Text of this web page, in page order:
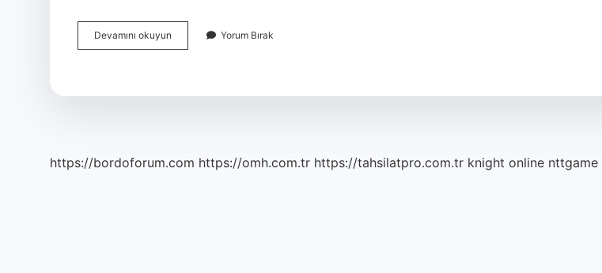
Devamını okuyun
Hız
Yorum Bırak
https://bordoforum.com https://omh.com.tr https://tahsilatpro.com.tr knight online nttgame